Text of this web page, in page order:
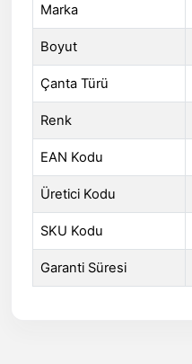
Marka
Boyut
Çanta Türü
Renk
EAN Kodu
Üretici Kodu
SKU Kodu
Garanti Süresi